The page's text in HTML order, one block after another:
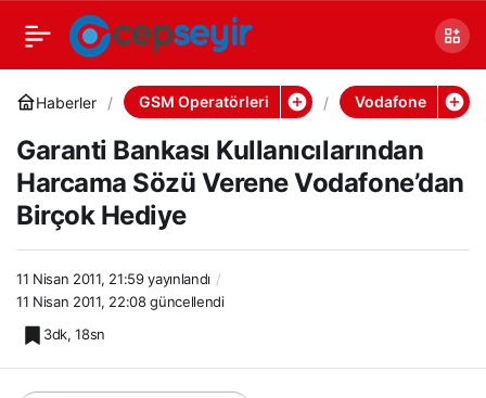
Haberler GSM Operatörleri Vodafone
Garanti Bankası Kullanıcılarından
Harcama Sözü Verene Vodafone’dan
Birçok Hediye
11 Nisan 2011, 21:59yayınlandı
11 Nisan 2011, 22:08güncellendi
3dk, 18sn